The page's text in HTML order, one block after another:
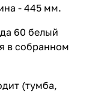
- 445 мм.
60 белый
в собранном
(тумба,